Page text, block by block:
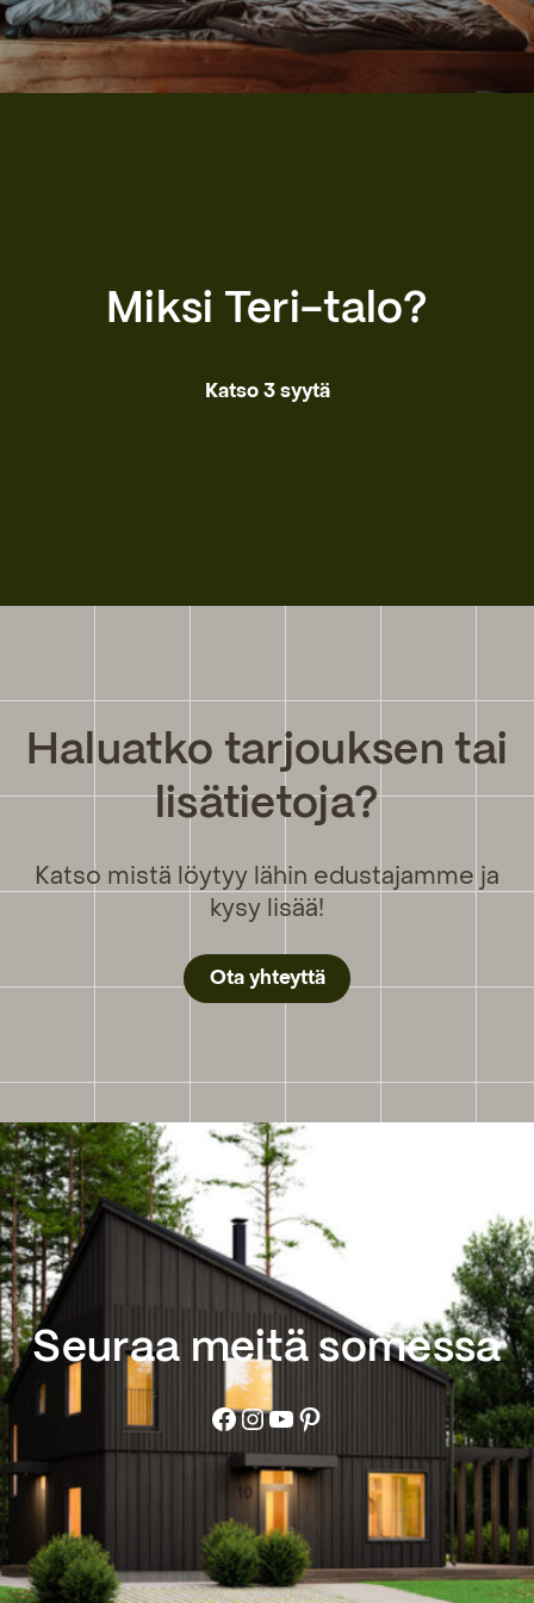
Miksi Teri-talo?
Katso 3 syytä
Haluatko tarjouksen tai
lisätietoja?
Katso mistä löytyy lähin edustajamme ja
kysy lisää!
Ota yhteyttä
Seuraa meitä somessa
Facebook
Instagram
YouTube
Pinterest